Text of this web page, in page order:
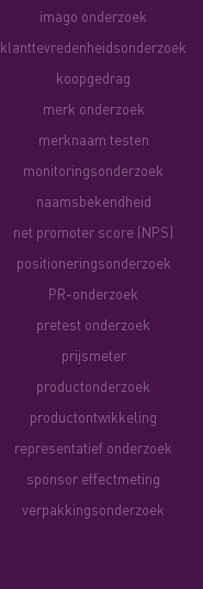
imago onderzoek
klanttevredenheidsonderzoek
koopgedrag
merk onderzoek
merknaam testen
monitoringsonderzoek
naamsbekendheid
net promoter score (NPS)
positioneringsonderzoek
PR-onderzoek
pretest onderzoek
prijsmeter
productonderzoek
productontwikkeling
representatief onderzoek
sponsor effectmeting
verpakkingsonderzoek